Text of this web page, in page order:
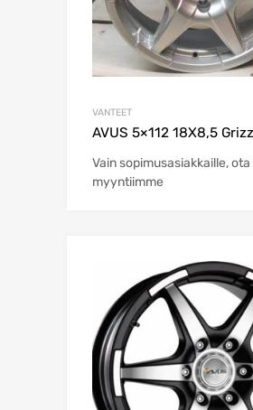
VANTEET
AVUS 5×112 18X8,5
Vain sopimusasiakkaille,
myyntiimme